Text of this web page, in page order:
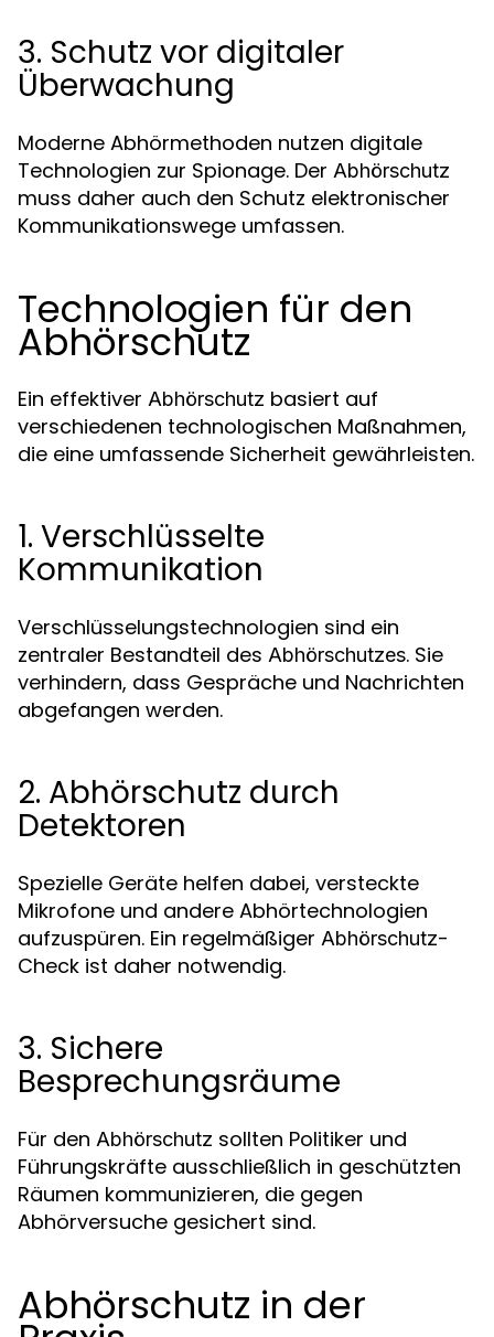
3. Schutz vor digitaler
Überwachung
Moderne Abhörmethoden nutzen digitale
Technologien zur Spionage. Der Abhörschutz
muss daher auch den Schutz elektronischer
Kommunikationswege umfassen.
Technologien für den
Abhörschutz
Ein effektiver Abhörschutz basiert auf
verschiedenen technologischen Maßnahmen,
die eine umfassende Sicherheit gewährleisten.
1. Verschlüsselte
Kommunikation
Verschlüsselungstechnologien sind ein
zentraler Bestandteil des Abhörschutzes. Sie
verhindern, dass Gespräche und Nachrichten
abgefangen werden.
2. Abhörschutz durch
Detektoren
Spezielle Geräte helfen dabei, versteckte
Mikrofone und andere Abhörtechnologien
aufzuspüren. Ein regelmäßiger Abhörschutz-
Check ist daher notwendig.
3. Sichere
Besprechungsräume
Für den Abhörschutz sollten Politiker und
Führungskräfte ausschließlich in geschützten
Räumen kommunizieren, die gegen
Abhörversuche gesichert sind.
Abhörschutz in der